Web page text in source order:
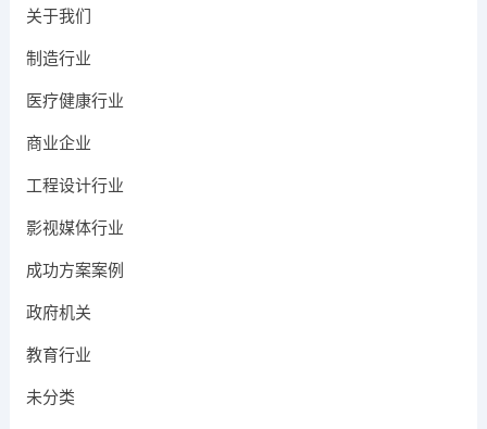
关于我们
制造行业
医疗健康行业
商业企业
工程设计行业
影视媒体行业
成功方案案例
政府机关
教育行业
未分类